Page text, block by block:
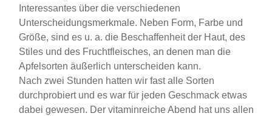
Interessantes über die verschiedenen
Unterscheidungsmerkmale. Neben Form, Farbe und
Größe, sind es u. a. die Beschaffenheit der Haut, des
Stiles und des Fruchtfleisches, an denen man die
Apfelsorten äußerlich unterscheiden kann.
Nach zwei Stunden hatten wir fast alle Sorten
durchprobiert und es war für jeden Geschmack etwas
dabei gewesen. Der vitaminreiche Abend hat uns allen